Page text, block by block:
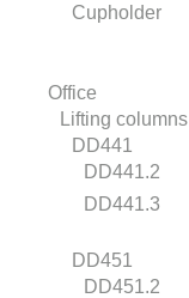
Cupholder
Office
Lifting columns
DD441
DD441.2
DD441.3
DD451
DD451.2